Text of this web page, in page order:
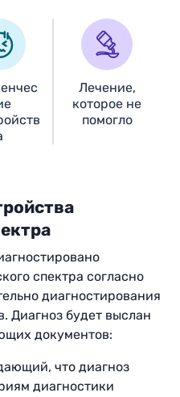
Лечение,
которое не
помогло
спектра согласно
диагностирования
Диагноз будет выслан
документов:
что диагноз
диагностики